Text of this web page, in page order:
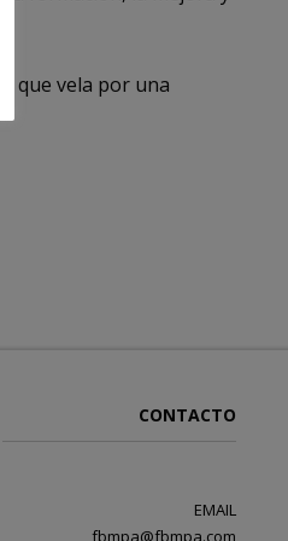
que vela por una
CONTACTO
EMAIL
fbmpa@fbmpa.com